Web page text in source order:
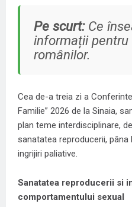
Pe scurt:Ce
informații pentru
românilor.
Cea de-a treia zi a
Familie” 2026 de la Sinaia,
plan teme interdisciplinare,
sanatatea reproducerii,
ingrijiri paliative.
Sanatatea reproducerii si
comportamentului sexual